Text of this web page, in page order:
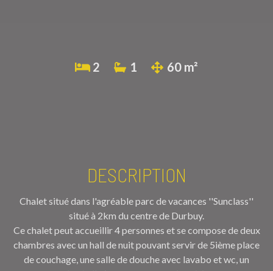
2 1 60 m²
DESCRIPTION
Chalet situé dans l'agréable parc de vacances ''Sunclass''
situé à 2km du centre de Durbuy.
Ce chalet peut accueillir 4 personnes et se compose de deux
chambres avec un hall de nuit pouvant servir de 5ième place
de couchage, une salle de douche avec lavabo et wc, un